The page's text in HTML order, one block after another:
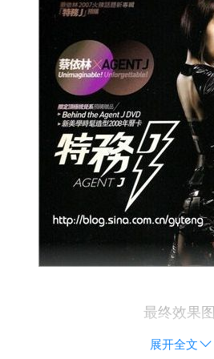
最终效果图
展开全文